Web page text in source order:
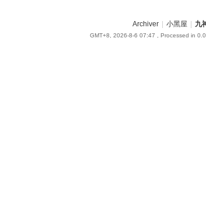
Archiver 小黑屋 九
GMT+8, 2026-8-6 07:47 , Processed in